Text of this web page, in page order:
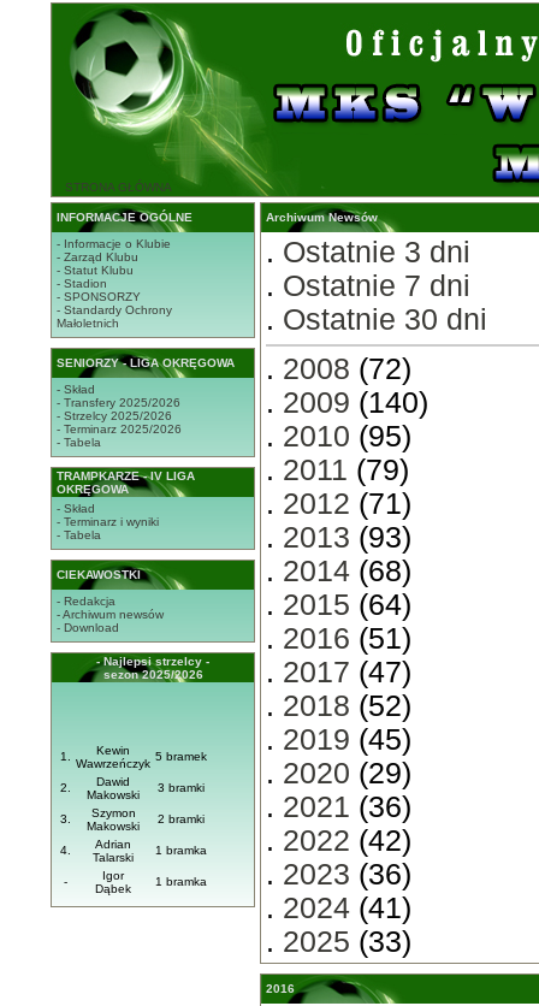
STRONA GŁÓWNA
INFORMACJE OGÓLNE
- Informacje o Klubie
- Zarząd Klubu
- Statut Klubu
- Stadion
- SPONSORZY
- Standardy Ochrony
Małoletnich
SENIORZY - LIGA OKRĘGOWA
- Skład
- Transfery 2025/2026
- Strzelcy 2025/2026
- Terminarz 2025/2026
- Tabela
TRAMPKARZE - IV LIGA
OKRĘGOWA
- Skład
- Terminarz i wyniki
- Tabela
CIEKAWOSTKI
- Redakcja
- Archiwum newsów
- Download
- Najlepsi strzelcy -
sezon 2025/2026
1.
Kewin
Wawrzeńczyk
5 bramek
2.
Dawid
Makowski
3 bramki
3.
Szymon
Makowski
2 bramki
4.
Adrian
Talarski
1 bramka
-
Igor
Dąbek
1 bramka
Archiwum Newsów
. Ostatnie 3 dni
. Ostatnie 7 dni
. Ostatnie 30 dni
. 2008 (72)
. 2009 (140)
. 2010 (95)
. 2011 (79)
. 2012 (71)
. 2013 (93)
. 2014 (68)
. 2015 (64)
. 2016 (51)
. 2017 (47)
. 2018 (52)
. 2019 (45)
. 2020 (29)
. 2021 (36)
. 2022 (42)
. 2023 (36)
. 2024 (41)
. 2025 (33)
2016